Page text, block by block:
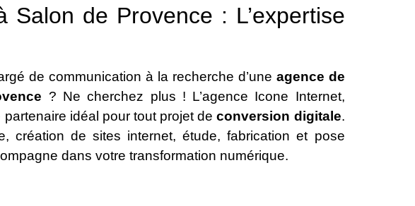
Salon de Provence : L’expertise
de communication à la recherche d’une agence de
? Ne cherchez plus ! L’agence Icone Internet,
idéal pour tout projet deconversion digitale.
création de sites internet, étude, fabrication et pose
dans votre transformation numérique.